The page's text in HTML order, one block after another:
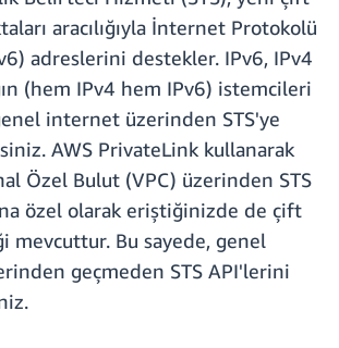
aracılığıyla İnternet Protokolü
adreslerini destekler. IPv6, IPv4
(hem IPv4 hem IPv6) istemcileri
internet üzerinden STS'ye
AWS PrivateLink kullanarak
Özel Bulut (VPC) üzerinden STS
özel olarak eriştiğinizde de çift
mevcuttur. Bu sayede, genel
geçmeden STS API'lerini